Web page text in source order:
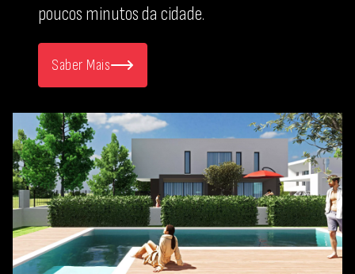
poucos minutos da cidade.
Saber Mais